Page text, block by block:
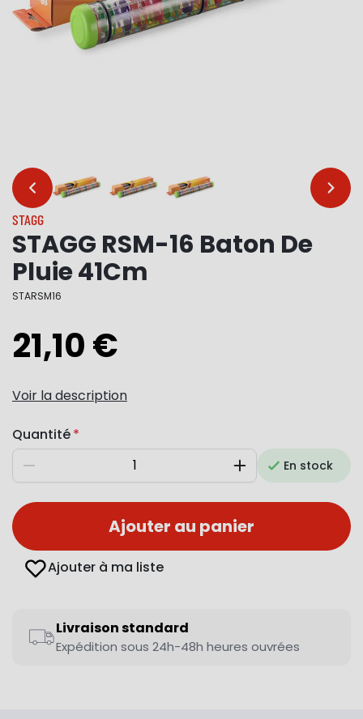
… …
STAGG
STAGG RSM-16 Baton De
Pluie 41Cm
STARSM16
21,10 €
Voir la description
Quantité
Diminuer AugmenterEn stock
Ajouter au panier
Ajouter à ma liste
Livraison standard
Expédition sous 24h-48h heures ouvrées